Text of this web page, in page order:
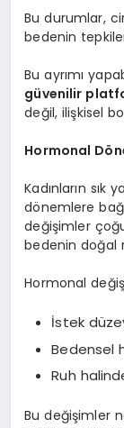
Bu durumlar,
bedenin
Bu ayrımı
güvenilir
değil, ilişkisel
Hormonal
Kadınların sık
dönemlere
değişimler
bedenin doğal
Hormonal
İstek
Bedensel
Ruh
Bu değişimler